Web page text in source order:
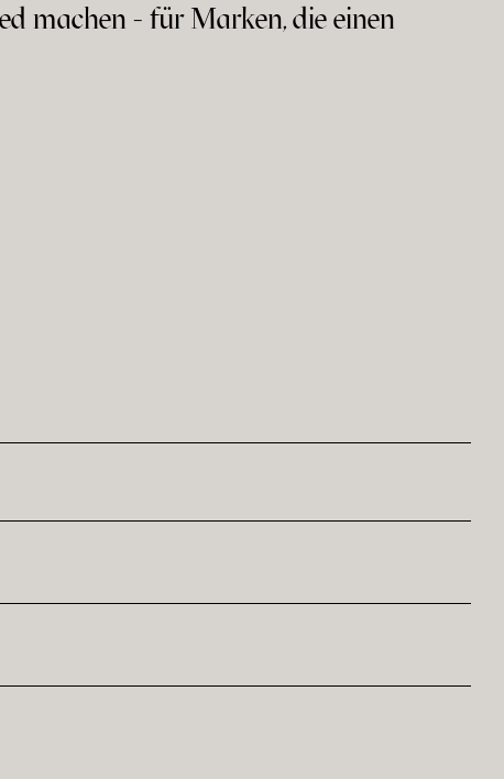
machen - für Marken, die einen